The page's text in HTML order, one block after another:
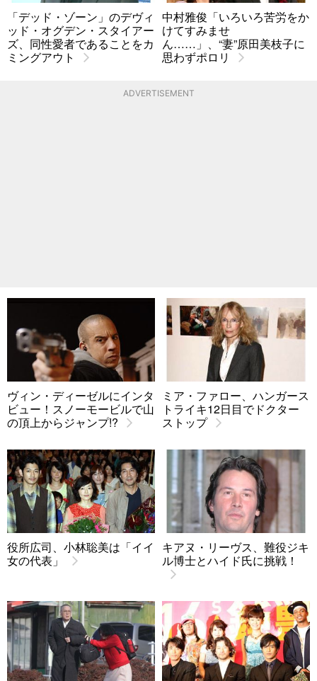
「デッド・ゾーン」のデヴィ
ッド・オグデン・スタイアー
ズ、同性愛者であることをカ
ミングアウト
中村雅俊「いろいろ苦労をか
けてすみませ
ん……」、“妻”原田美枝子に
思わずポロリ
ADVERTISEMENT
ヴィン・ディーゼルにインタ
ビュー！スノーモービルで山
の頂上からジャンプ!?
ミア・ファロー、ハンガース
トライキ12日目でドクター
ストップ
役所広司、小林聡美は「イイ
女の代表」
キアヌ・リーヴス、難役ジキ
ル博士とハイド氏に挑戦！